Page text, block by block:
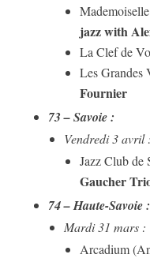
jazz with
La Clef de
Les Grandes
Fournier
73 – Savoie :
Vendredi 3 avril :
Jazz Club de
Gaucher
74 – Haute-Savoie :
Mardi 31 mars :
Arcadium